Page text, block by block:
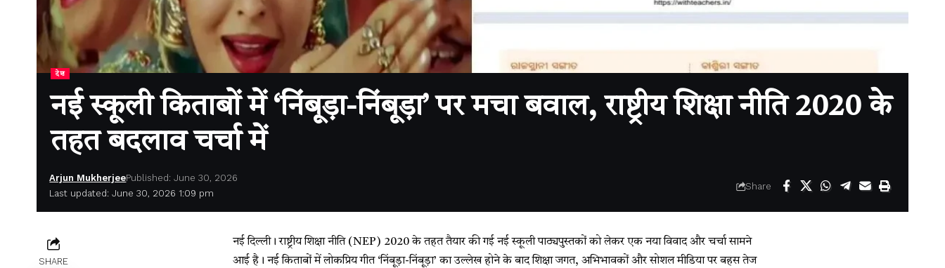
देश
नई स्कूली किताबों में ‘निंबूड़ा-निंबूड़ा’ पर मचा बवाल, राष्ट्रीय शिक्षा नीति 2020 के
तहत बदलाव चर्चा में
Last updated: June 30, 2026 1:09 pm
Arjun MukherjeePublished: June 30, 2026
Share
SHARE
नई दिल्ली। राष्ट्रीय शिक्षा नीति (NEP) 2020 के तहत तैयार की गई नई स्कूली पाठ्यपुस्तकों को लेकर एक नया विवाद और चर्चा सामने
आई है। नई किताबों में लोकप्रिय गीत ‘निंबूड़ा-निंबूड़ा’ का उल्लेख होने के बाद शिक्षा जगत, अभिभावकों और सोशल मीडिया पर बहस तेज